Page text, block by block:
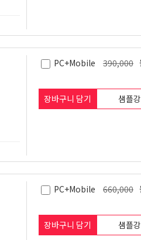
PC+Mobile 390,000
장바구니 담기 샘플
PC+Mobile 660,000
장바구니 담기 샘플